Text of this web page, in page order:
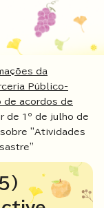
da
Público-
de acordos de
de 1º de julho de
"Atividades